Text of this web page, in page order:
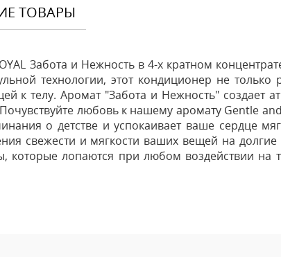
ТОВАРЫ
Забота и Нежность в 4-х кратном
технологии, этот кондиционер не
к телу. Аромат "Забота и Нежность" создает
любовь к нашему аромату Gentle
о детстве и успокаивает ваше сердце
свежести и мягкости ваших вещей на
которые лопаются при любом воздействии на